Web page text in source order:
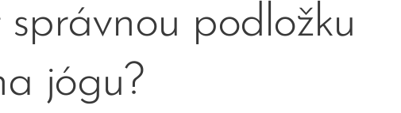
podložku
jógu?